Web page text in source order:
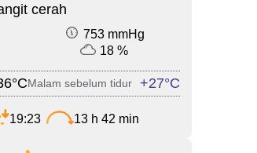
cerah
753 mmHg
18 %
Malam sebelum tidur +27°C
19:23 13 h 42 min